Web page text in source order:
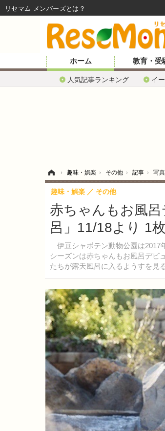
ホーム
人気記事ランキング イ
教育・受
› 趣味・娯楽 › その他 › 記事 › 写
赤ちゃんもお風
呂」11/18より 1
伊豆シャボテン動物公園は2017
シーズンは赤ちゃんもお風呂デビ
たちが露天風呂に入るようすを見
趣味・娯楽 その他
リセマム メンバーズ